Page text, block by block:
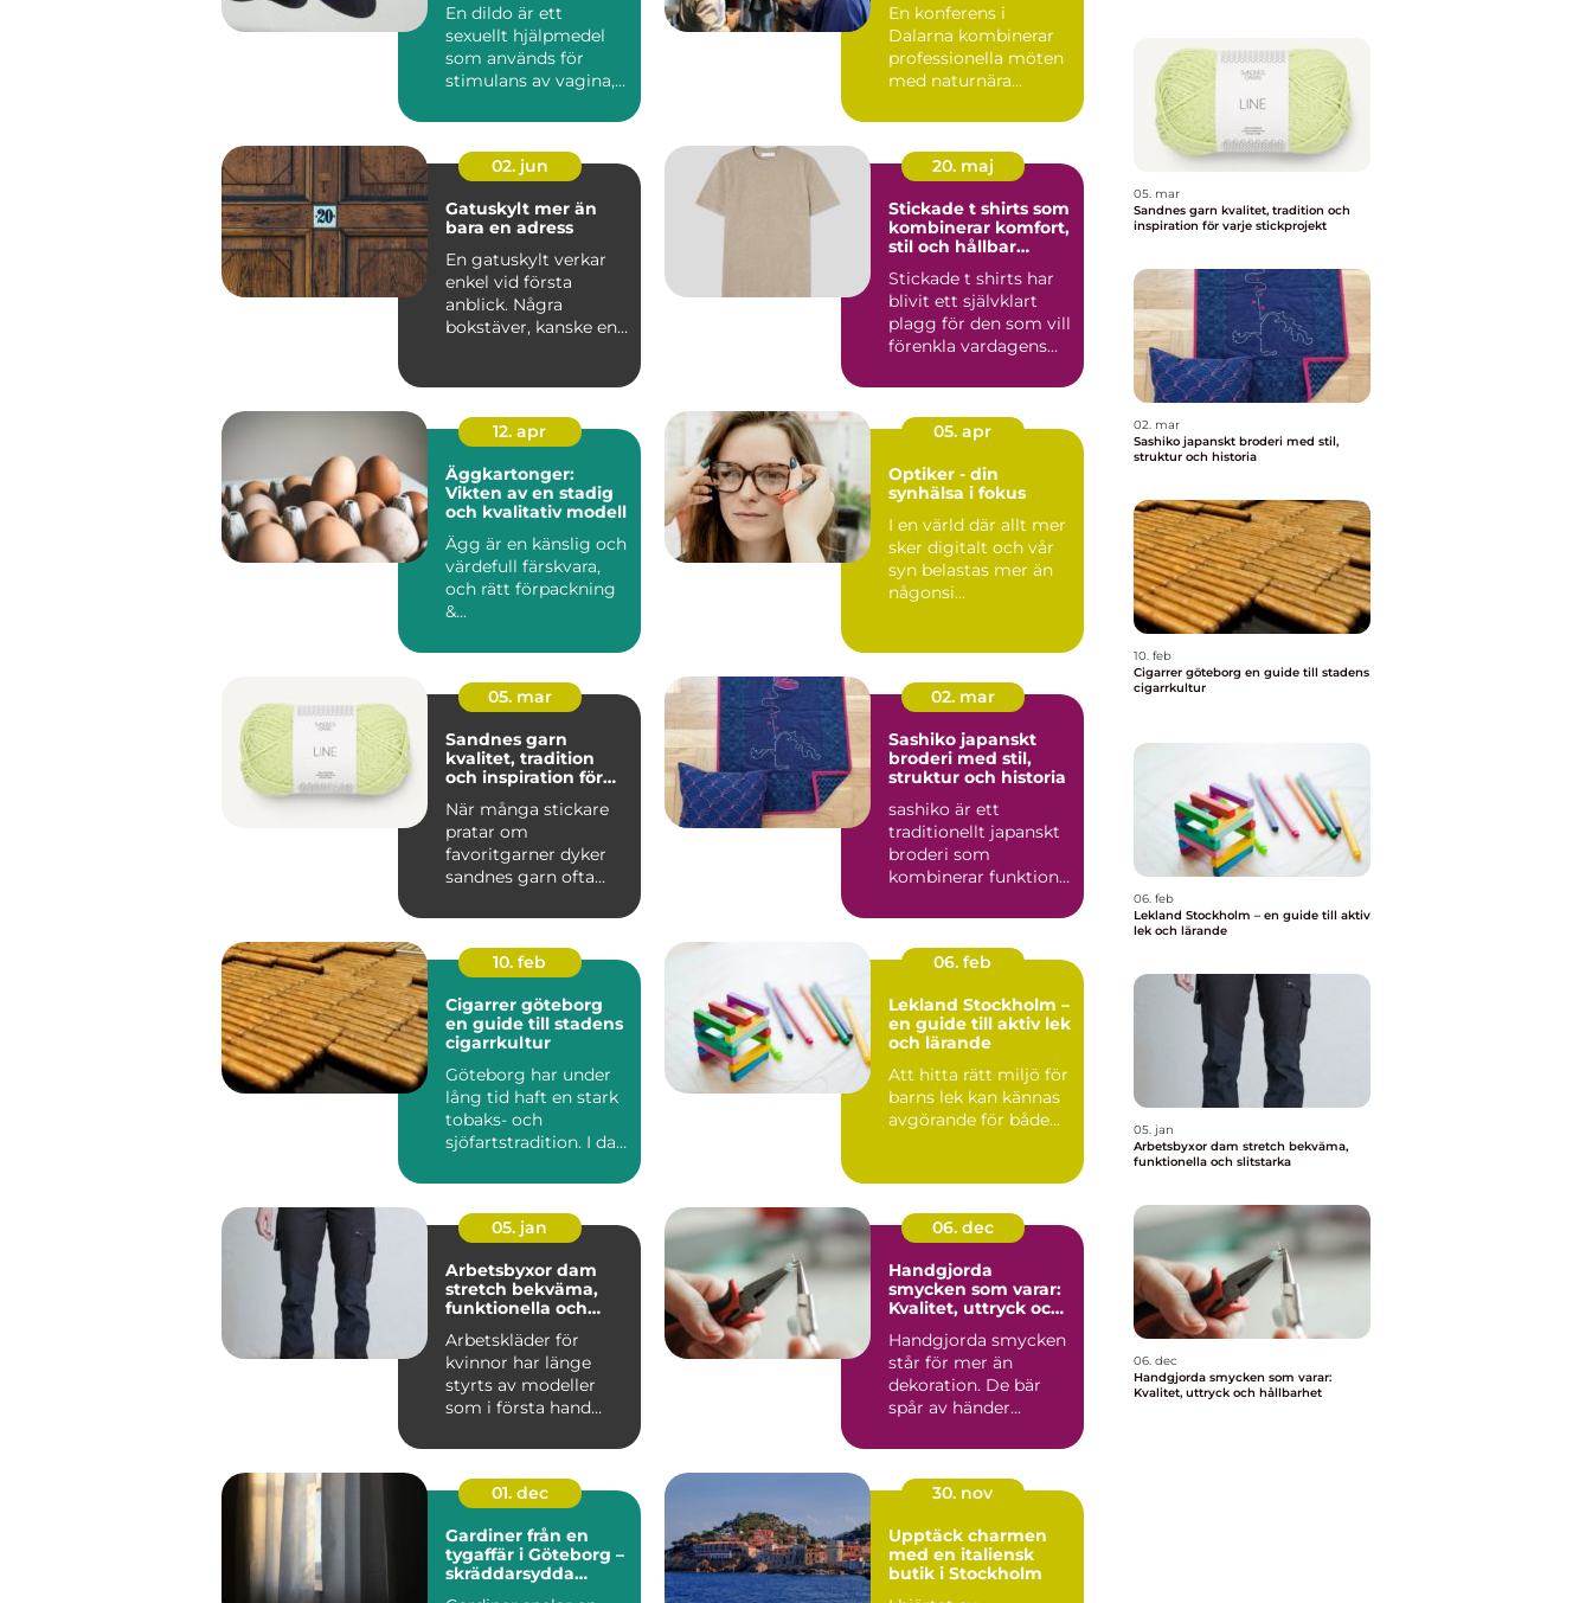
En dildo är ett
sexuellt hjälpmedel
som används för
stimulans av vagina,
En konferens i
Dalarna kombinerar
professionella möten
med naturnära
02. jun
Gatuskylt mer än
bara en adress
En gatuskylt verkar
enkel vid första
anblick. Några
bokstäver, kanske en
20. maj
Stickade t shirts som
kombinerar komfort,
stil och hållbar
Stickade t shirts har
blivit ett självklart
plagg för den som vill
förenkla vardagens...
12. apr
Äggkartonger:
Vikten av en stadig
och kvalitativ modell
Ägg är en känslig och
värdefull färskvara,
och rätt förpackning
&...
05. apr
Optiker - din
synhälsa i fokus
I en värld där allt mer
sker digitalt och vår
syn belastas mer än
någonsi...
05. mar
Sandnes garn
kvalitet, tradition
och inspiration för
När många stickare
pratar om
favoritgarner dyker
sandnes garn ofta
av lång tradit...
02. mar
Sashiko japanskt
broderi med stil,
struktur och historia
sashiko är ett
traditionellt japanskt
broderi som
kombinerar funktion,
skönhet....
10. feb
Cigarrer göteborg
en guide till stadens
cigarrkultur
Göteborg har under
lång tid haft en stark
tobaks- och
sjöfartstradition. I dag
06. feb
Lekland Stockholm –
en guide till aktiv lek
och lärande
Att hitta rätt miljö för
barns lek kan kännas
avgörande för både...
05. jan
Arbetsbyxor dam
stretch bekväma,
funktionella och
Arbetskläder för
kvinnor har länge
styrts av modeller
som i första hand
06. dec
Handgjorda
smycken som varar:
Kvalitet, uttryck och
Handgjorda smycken
står för mer än
dekoration. De bär
spår av händer...
01. dec
Gardiner från en
tygaffär i Göteborg –
skräddarsydda
30. nov
Upptäck charmen
med en italiensk
butik i Stockholm
05. mar
Sandnes garn kvalitet, tradition och
inspiration för varje stickprojekt
02. mar
Sashiko japanskt broderi med stil,
struktur och historia
10. feb
Cigarrer göteborg en guide till stadens
cigarrkultur
06. feb
Lekland Stockholm – en guide till aktiv
lek och lärande
05. jan
Arbetsbyxor dam stretch bekväma,
funktionella och slitstarka
06. dec
Handgjorda smycken som varar:
Kvalitet, uttryck och hållbarhet